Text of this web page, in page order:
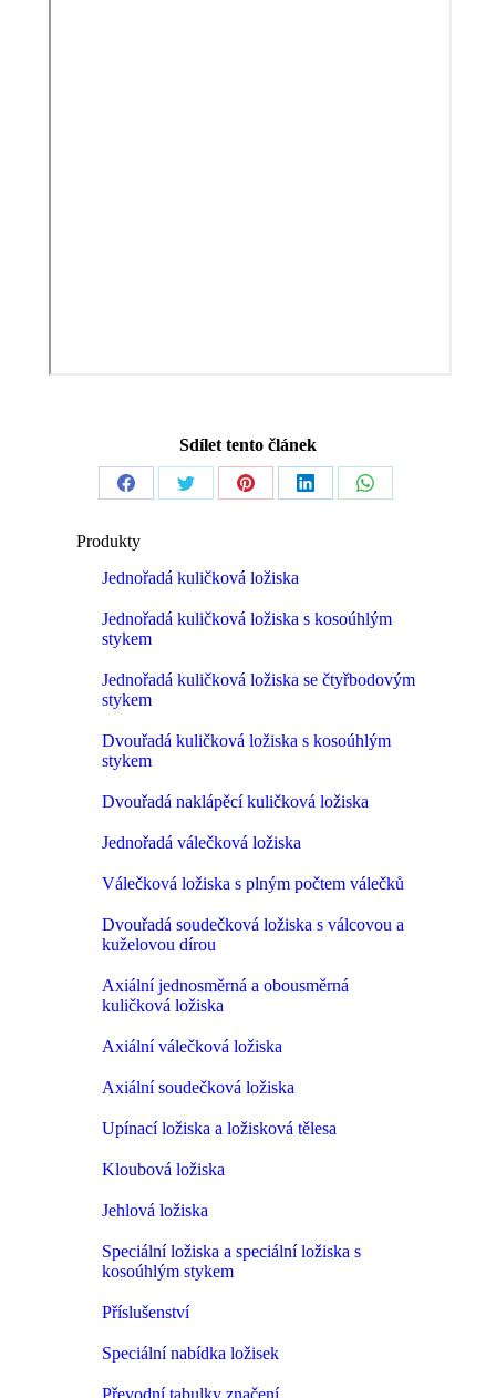
Sdílet tento článek
Share
on
Share
Share
Share
Share
Produkty
Jednořadá kuličková ložiska
Jednořadá kuličková ložiska s kosoúhlým
stykem
Jednořadá kuličková ložiska se čtyřbodovým
stykem
Dvouřadá kuličková ložiska s kosoúhlým
stykem
Dvouřadá naklápěcí kuličková ložiska
Jednořadá válečková ložiska
Válečková ložiska s plným počtem válečků
Dvouřadá soudečková ložiska s válcovou a
kuželovou dírou
Axiální jednosměrná a obousměrná
kuličková ložiska
Axiální válečková ložiska
Axiální soudečková ložiska
Upínací ložiska a ložisková tělesa
Kloubová ložiska
Jehlová ložiska
Speciální ložiska a speciální ložiska s
kosoúhlým stykem
Příslušenství
Speciální nabídka ložisek
Převodní tabulky značení